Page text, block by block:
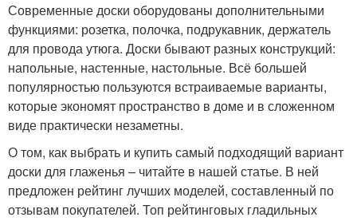
Современные доски оборудованы дополнительными
функциями: розетка, полочка, подрукавник, держатель
для провода утюга. Доски бывают разных конструкций:
напольные, настенные, настольные. Всё большей
популярностью пользуются встраиваемые варианты,
которые экономят пространство в доме и в сложенном
виде практически незаметны.
О том, как выбрать и купить самый подходящий вариант
доски для глаженья – читайте в нашей статье. В ней
предложен рейтинг лучших моделей, составленный по
отзывам покупателей. Топ рейтинговых гладильных